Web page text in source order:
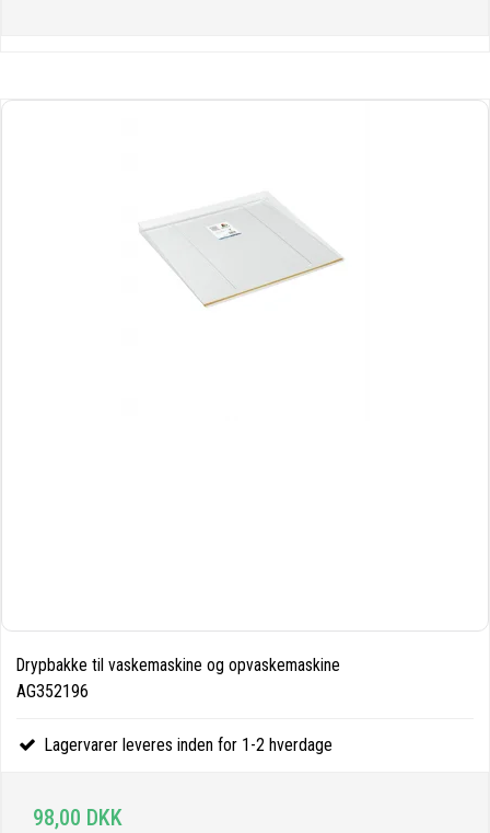
Drypbakke til vaskemaskine og opvaskemaskine
AG352196
Lagervarer leveres inden for 1-2 hverdage
98,00 DKK